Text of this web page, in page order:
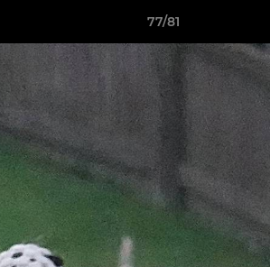
77/81